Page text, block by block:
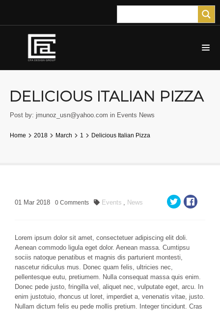
DELICIOUS ITALIAN PIZZA
Post by: jmunoz_usn@yahoo.com in Events News
Home 2018 March 1 Delicious Italian Pizza
01 Mar 2018 0 Comments Events News
Lorem ipsum dolor sit amet, consectetuer adipiscing elit doli.
Aenean commodo ligula eget dolor. Aenean massa. Cumtipsu
sociis natoque penatibus et magnis dis parturient montesti,
nascetur ridiculus mus. Donec quam felis, ultricies nec,
pellentesque eutu, pretiumem. Nulla consequat massa quis enim.
Donec pede justo, fringilla vel, aliquet nec, vulputate eget, arcu. In
enim justotuio, rhoncus ut loret, imperdiet a, venenatis vitae, justo.
Nullam dictum felis eu pede mollis pretium. Integer tincidunt. Cras